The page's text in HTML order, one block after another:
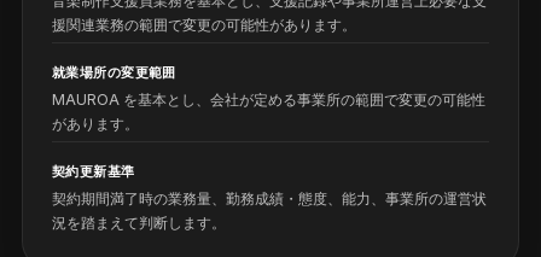
援関連業務の範囲で変更の可能性があります。
就業場所の変更範囲
MAUROA を基本とし、会社が定める事業所の範囲で変更の可能性
があります。
契約更新基準
契約期間満了時の業務量、勤務成績・態度、能力、事業所の運営状
況を踏まえて判断します。